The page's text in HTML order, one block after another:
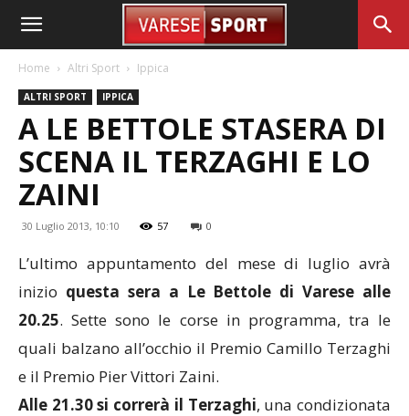
Home Altri Sport Ippica
ALTRI SPORT IPPICA
A LE BETTOLE STASERA DI
SCENA IL TERZAGHI E LO
ZAINI
30 Luglio 2013, 10:10 57 0
L’ultimo appuntamento del mese di luglio avrà
inizio questa sera a Le Bettole di Varese alle
20.25. Sette sono le corse in programma, tra le
quali balzano all’occhio il Premio Camillo Terzaghi
e il Premio Pier Vittori Zaini.
Alle 21.30 si correrà il Terzaghi, una condizionata